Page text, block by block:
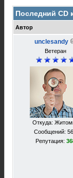
Последний CD
Автор
unclesandy
Ветеран
Откуда:
Сообщений:
Репутация: